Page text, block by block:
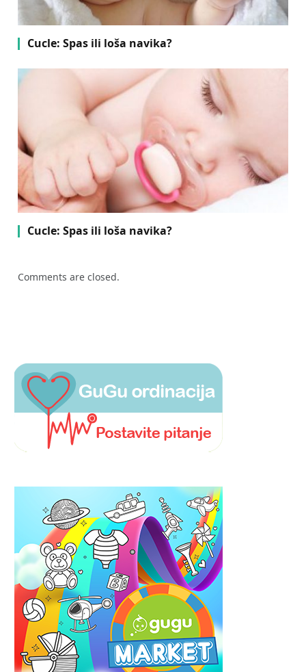
Cucle: Spas ili loša navika?
Cucle: Spas ili loša navika?
Comments are closed.